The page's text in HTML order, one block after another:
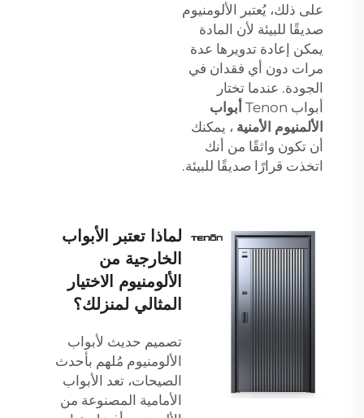
على ذلك، يُعتبر الألومنيوم
صديقًا للبيئة لأن المادة
يمكن إعادة تدويرها عدة
مرات دون أي فقدان في
الجودة. عندما تختار
أبواب Tenon
أبواب
الألمنيوم الأمنية ، يمكنك
أن تكون واثقًا من أنك
اتخذت قرارًا صديقًا للبيئة.
لماذا تعتبر الأبواب
الخارجية من
الألومنيوم الاختيار
المثالي لمنزلك؟
تصميم حديث لأبواب
الألومنيوم مُلهم بأحدث
الصيحات، تعد الأبواب
الأمامية المصنوعة من